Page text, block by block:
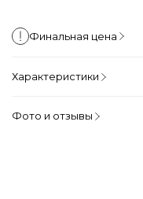
Финальная цена
Характеристики
Фото и отзывы